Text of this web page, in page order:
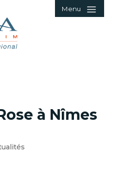
Menu
à Nîmes